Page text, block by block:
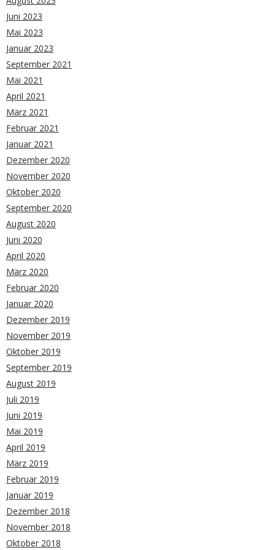
Juni 2023
Mai 2023
Januar 2023
September 2021
Mai 2021
April 2021
März 2021
Februar 2021
Januar 2021
Dezember 2020
November 2020
Oktober 2020
September 2020
August 2020
Juni 2020
April 2020
März 2020
Februar 2020
Januar 2020
Dezember 2019
November 2019
Oktober 2019
September 2019
August 2019
Juli 2019
Juni 2019
Mai 2019
April 2019
März 2019
Februar 2019
Januar 2019
Dezember 2018
November 2018
Oktober 2018